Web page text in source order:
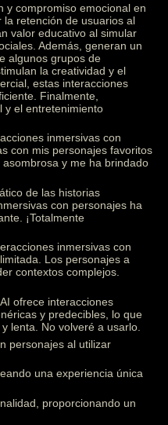
y compromiso emocional en
retención de usuarios al
valor educativo al simular
Además, generan un
algunos grupos de
la creatividad y el
estas interacciones
Finalmente,
y el entretenimiento
inmersivas con
con mis personajes favoritos
y me ha brindado
de las historias
con personajes ha
¡Totalmente
inmersivas con
Los personajes a
contextos complejos.
ofrece interacciones
y predecibles, lo que
lenta. No volveré a usarlo.
personajes al utilizar
una experiencia única
proporcionando un